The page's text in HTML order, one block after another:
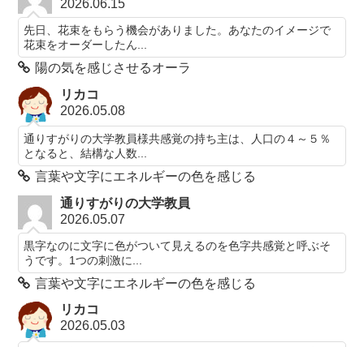
2026.06.15
先日、花束をもらう機会がありました。あなたのイメージで
花束をオーダーしたん...
陽の気を感じさせるオーラ
リカコ
2026.05.08
通りすがりの大学教員様共感覚の持ち主は、人口の４～５％
となると、結構な人数...
言葉や文字にエネルギーの色を感じる
通りすがりの大学教員
2026.05.07
黒字なのに文字に色がついて見えるのを色字共感覚と呼ぶそ
うです。1つの刺激に...
言葉や文字にエネルギーの色を感じる
リカコ
2026.05.03